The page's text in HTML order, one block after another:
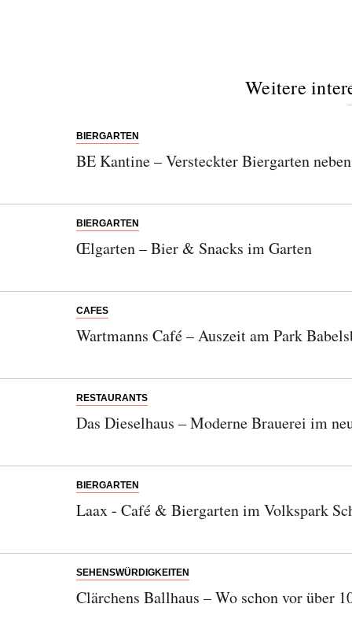
Weitere
BIERGARTEN
BE Kantine – Versteckter Biergarten
BIERGARTEN
Œlgarten – Bier & Snacks im Garten
CAFES
Wartmanns Café – Auszeit am Park
RESTAURANTS
Das Dieselhaus – Moderne Brauerei im
BIERGARTEN
Laax - Café & Biergarten im Volkspark
SEHENSWÜRDIGKEITEN
Clärchens Ballhaus – Wo schon vor über